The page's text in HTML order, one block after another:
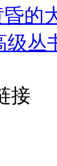
的
级
接